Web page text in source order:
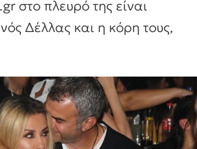
στο πλευρό της είναι
Δέλλας και η κόρη τους,